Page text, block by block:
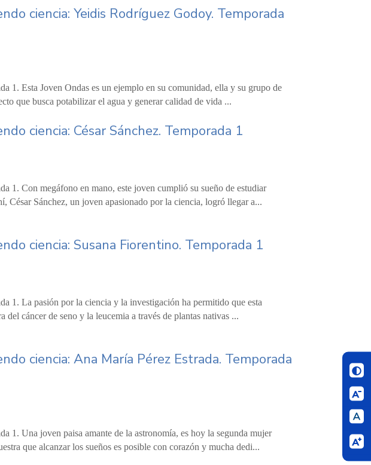
ciencia: Yeidis Rodríguez Godoy. Temporada
1. Esta Joven Ondas es un ejemplo en su comunidad, ella y su grupo de
que busca potabilizar el agua y generar calidad de vida ...
ciencia: César Sánchez. Temporada 1
1. Con megáfono en mano, este joven cumplió su sueño de estudiar
César Sánchez, un joven apasionado por la ciencia, logró llegar a...
ciencia: Susana Fiorentino. Temporada 1
1. La pasión por la ciencia y la investigación ha permitido que esta
cáncer de seno y la leucemia a través de plantas nativas ...
ciencia: Ana María Pérez Estrada. Temporada
1. Una joven paisa amante de la astronomía, es hoy la segunda mujer
que alcanzar los sueños es posible con corazón y mucha dedi...